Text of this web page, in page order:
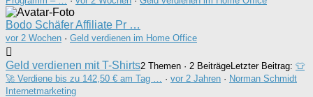
Bodo Schäfer Affiliate Pr …
vor 2 Wochen · Geld verdienen im Home Office
Geld verdienen mit T-Shirts2 Themen · 2 BeiträgeLetzter Beitrag: 👕
🚀 Verdiene bis zu 142,50 € am Tag …
· vor 2 Jahren · Norman Schmidt
Internetmarketing